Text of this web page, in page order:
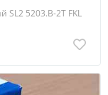
SL2 5203.B-2T FKL